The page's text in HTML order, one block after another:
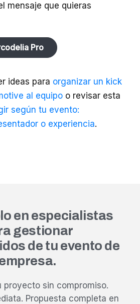
mensaje que quieras
Pro
ideas para organizar un kick
al equipo o revisar esta
según tu evento:
o experiencia.
en especialistas
gestionar
de tu evento de
proyecto sin compromiso.
Propuesta completa en